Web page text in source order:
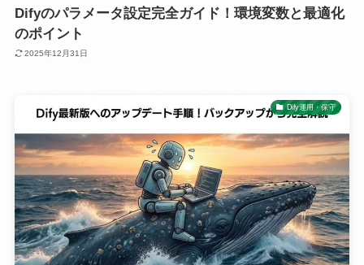
Difyのパラメータ設定完全ガイド！環境変数と最適化
のポイント
2025年12月31日
Dify運用・保守